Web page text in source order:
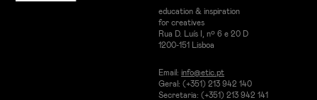
education & inspiration
for creatives
Rua D. Luís I, nº 6 e 20 D
1200-151 Lisboa
Email: info@etic.pt
Geral: (+351) 213 942 140
Secretaria: (+351) 213 942 141